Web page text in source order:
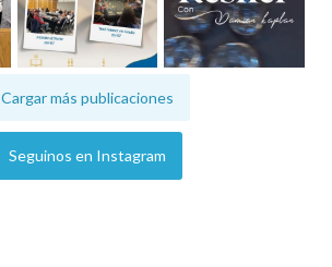
Cargar más publicaciones
Seguinos en Instagram